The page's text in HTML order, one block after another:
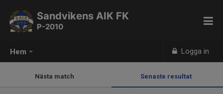
Hem Logga in
Sandvikens AIK FK
P-2010
Nästa match Senaste resultat